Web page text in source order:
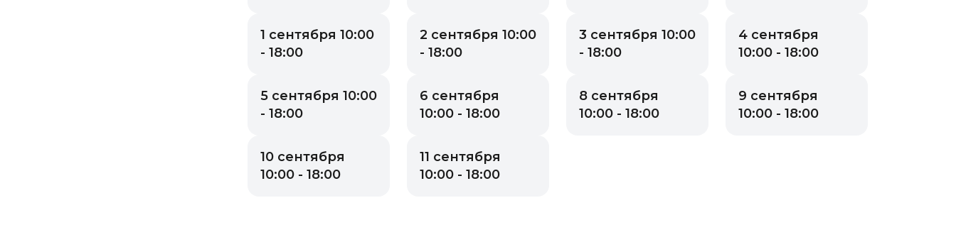
1 сентября 10:00
- 18:00
2 сентября 10:00
- 18:00
3 сентября 10:00
- 18:00
4 сентября
10:00 - 18:00
5 сентября 10:00
- 18:00
6 сентября
10:00 - 18:00
8 сентября
10:00 - 18:00
9 сентября
10:00 - 18:00
10 сентября
10:00 - 18:00
11 сентября
10:00 - 18:00